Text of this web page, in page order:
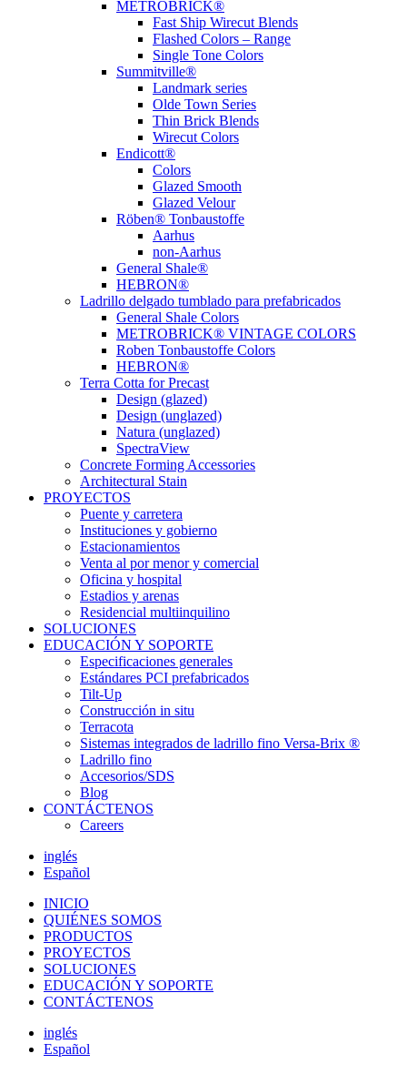
METROBRICK®
Fast Ship Wirecut Blends
Flashed Colors – Range
Single Tone Colors
Summitville®
Landmark series
Olde Town Series
Thin Brick Blends
Wirecut Colors
Endicott®
Colors
Glazed Smooth
Glazed Velour
Röben® Tonbaustoffe
Aarhus
non-Aarhus
General Shale®
HEBRON®
Ladrillo delgado tumblado para prefabricados
General Shale Colors
METROBRICK® VINTAGE COLORS
Roben Tonbaustoffe Colors
HEBRON®
Terra Cotta for Precast
Design (glazed)
Design (unglazed)
Natura (unglazed)
SpectraView
Concrete Forming Accessories
Architectural Stain
PROYECTOS
Puente y carretera
Instituciones y gobierno
Estacionamientos
Venta al por menor y comercial
Oficina y hospital
Estadios y arenas
Residencial multiinquilino
SOLUCIONES
EDUCACIÓN Y SOPORTE
Especificaciones generales
Estándares PCI prefabricados
Tilt-Up
Construcción in situ
Terracota
Sistemas integrados de ladrillo fino Versa-Brix ®
Ladrillo fino
Accesorios/SDS
Blog
CONTÁCTENOS
Careers
inglés
Español
INICIO
QUIÉNES SOMOS
PRODUCTOS
PROYECTOS
SOLUCIONES
EDUCACIÓN Y SOPORTE
CONTÁCTENOS
inglés
Español